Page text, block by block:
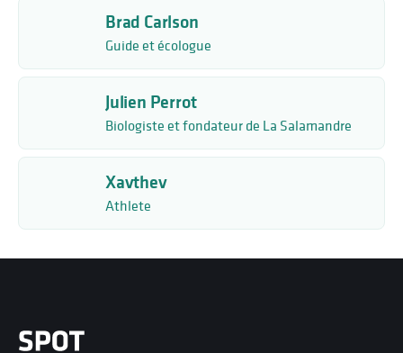
Brad Carlson
Guide et écologue
Julien Perrot
Biologiste et fondateur de La Salamandre
Xavthev
Athlete